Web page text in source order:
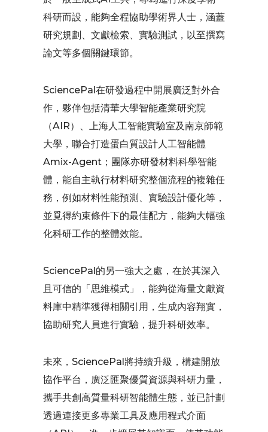
科研而設，能夠全程協助學術界人士，涵蓋
研究規劃、文獻檢索、實驗測試，以至撰寫
論文等多個關鍵環節。
SciencePal在研發過程中開展廣泛對外合
作，夥伴包括清華大學智能產業研究院
（AIR）、上海人工智能實驗室及南京師範
大學，聯合打造蛋白質設計人工智能體
Amix-Agent；團隊亦研發材料科學智能
體，能自主執行材料研究整個流程的複雜任
務，例如材料性能預測、實驗設計優化等，
並覓得約束條件下的最佳配方，能夠大幅強
化科研工作的整體效能。
SciencePal的另一強大之處，在於其深入
且可信的「思維模式」，能夠從海量文獻資
料庫中精準獲得相關引用，生成內容翔實，
協助研究人員進行實驗，提升科研效率。
未來，SciencePal將持續升級，構建開放
協作平台，廣泛匯聚優質資源與科研力量，
攜手共創高質量科研智能體生態，並已計劃
透過連接更多專業工具及應用程式介面